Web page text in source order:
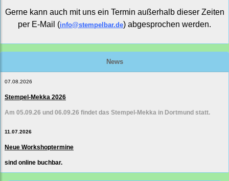
Gerne kann auch mit uns ein Termin außerhalb dieser Zeiten
per E-Mail (info@stempelbar.de) abgesprochen werden.
News
07.08.2026
Stempel-Mekka 2026
Am 05.09.26 und 06.09.26 findet das Stempel-Mekka in Dortmund statt.
11.07.2026
Neue Workshoptermine
sind online buchbar.